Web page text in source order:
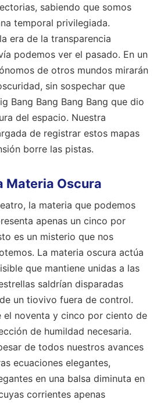
sabiendo que somos
temporal privilegiada.
era de la transparencia
podemos ver el pasado. En un
de otros mundos mirarán
sin sospechar que
Bang Bang Bang Bang que dio
del espacio. Nuestra
de registrar estos mapas
borre las pistas.
Materia Oscura
la materia que podemos
apenas un cinco por
es un misterio que nos
La materia oscura actúa
que mantiene unidas a las
saldrían disparadas
un tiovivo fuera de control.
el noventa y cinco por ciento de
de humildad necesaria.
de todos nuestros avances
ecuaciones elegantes,
en una balsa diminuta en
corrientes apenas